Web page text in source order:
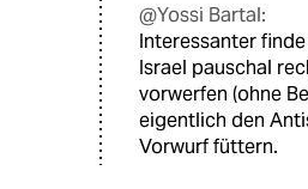
@Yossi Bartal:
Interessanter
Israel pauschal
vorwerfen (ohne
eigentlich den
Vorwurf füttern.